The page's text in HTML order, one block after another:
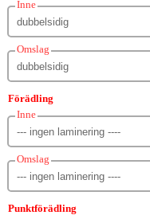
Inne
Omslag
Förädling
Inne
Omslag
Punktförädling